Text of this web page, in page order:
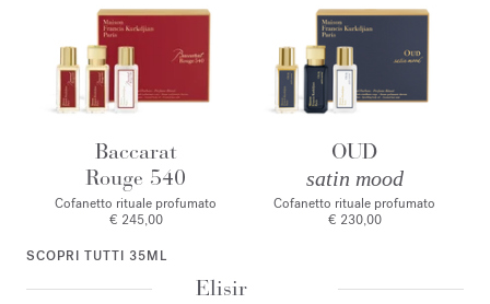
Baccarat
Rouge 540
Cofanetto rituale profumato
€ 245,00
OUD
satin mood
Cofanetto rituale profumato
€ 230,00
SCOPRI TUTTI 35ML
Elisir